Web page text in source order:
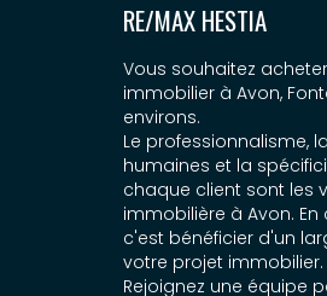
RE/MAX HESTIA
Vous souhaitez
immobilier à Avon,
environs.
Le professionnalisme,
humaines et la
chaque client sont les
immobilière à Avon.
c'est bénéficier d'un
votre projet immobilier.
Rejoignez une équipe